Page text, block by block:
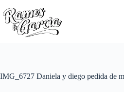
IMG_6727 Daniela y diego pedida de